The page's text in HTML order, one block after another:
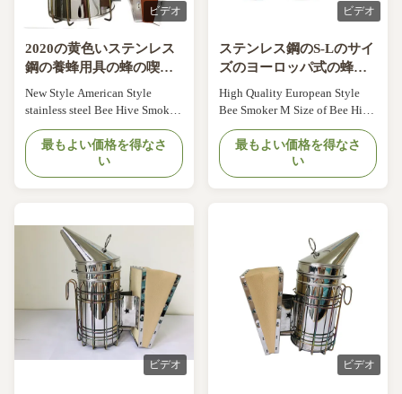
ビデオ
2020の黄色いステンレス
鋼の養蜂用具の蜂の喫煙
者
New Style American Style
stainless steel Bee Hive Smoker
With Leather Bellow Box S-L
Size Specification: American
style ,M size Material: 201
stainless steel and atificial
inner tank Regarding the bee
smoker , we have American style
最もよい価格を得なさ
い
ビデオ
ステンレス鋼のS-Lのサイ
ズのヨーロッパ式の蜂の
喫煙者
High Quality European Style
Bee Smoker M Size of Bee Hive
Smoker Descriptions of Bee
Hive Smokers: ITEM NO.
Products name Reference photo
Specification 04XX-15 SS
Specification: European style ,S
size Material: stainless steel,
cowskin below box Diameter 8...
最もよい価格を得なさ
い
ビデオ ビデオ